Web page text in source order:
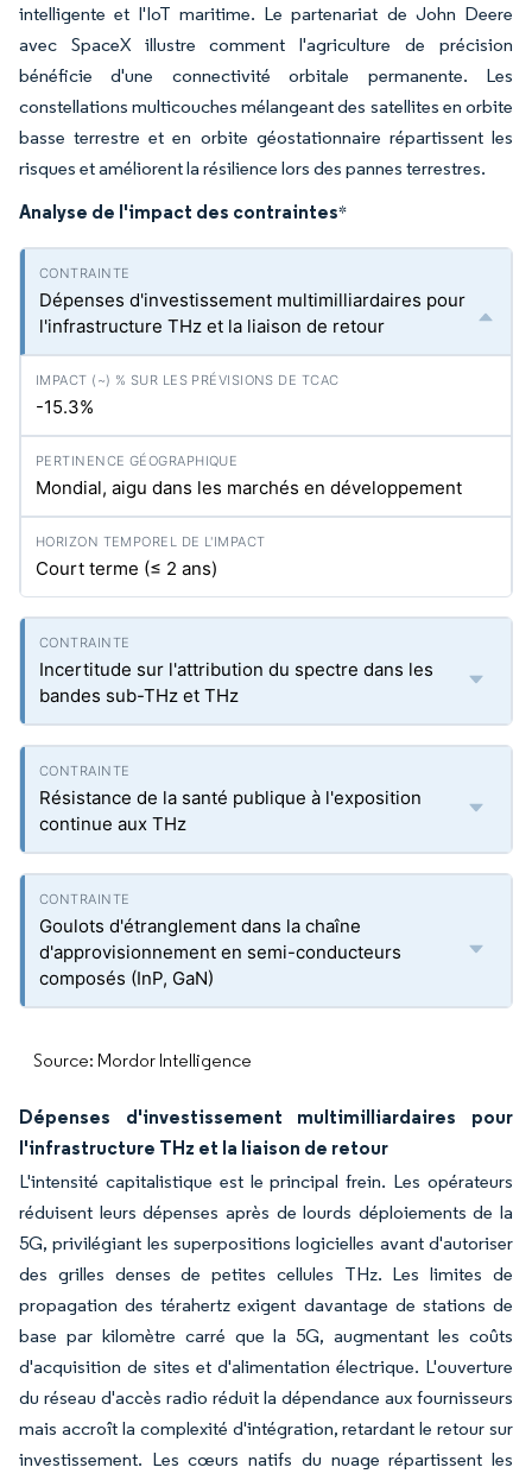
intelligente et l'IoT maritime. Le partenariat de John Deere
avec SpaceX illustre comment l'agriculture de précision
bénéficie d'une connectivité orbitale permanente. Les
constellations multicouches mélangeant des satellites en orbite
basse terrestre et en orbite géostationnaire répartissent les
risques et améliorent la résilience lors des pannes terrestres.
Analyse de l'impact des contraintes*
Dépenses d'investissement multimilliardaires pour
l'infrastructure THz et la liaison de retour
-15.3%
Mondial, aigu dans les marchés en développement
Court terme (≤ 2 ans)
Incertitude sur l'attribution du spectre dans les
bandes sub-THz et THz
Résistance de la santé publique à l'exposition
continue aux THz
Goulots d'étranglement dans la chaîne
d'approvisionnement en semi-conducteurs
composés (InP, GaN)
Source: Mordor Intelligence
Dépenses d'investissement multimilliardaires pour
l'infrastructure THz et la liaison de retour
L'intensité capitalistique est le principal frein. Les opérateurs
réduisent leurs dépenses après de lourds déploiements de la
5G, privilégiant les superpositions logicielles avant d'autoriser
des grilles denses de petites cellules THz. Les limites de
propagation des térahertz exigent davantage de stations de
base par kilomètre carré que la 5G, augmentant les coûts
d'acquisition de sites et d'alimentation électrique. L'ouverture
du réseau d'accès radio réduit la dépendance aux fournisseurs
mais accroît la complexité d'intégration, retardant le retour sur
investissement. Les cœurs natifs du nuage répartissent les